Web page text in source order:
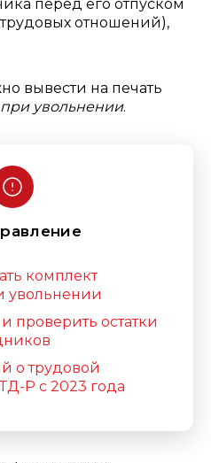
перед его отпуском
отношений),
вывести на печать
увольнении.
комплект
увольнении
проверить остатки
о трудовой
Р с 2023 года